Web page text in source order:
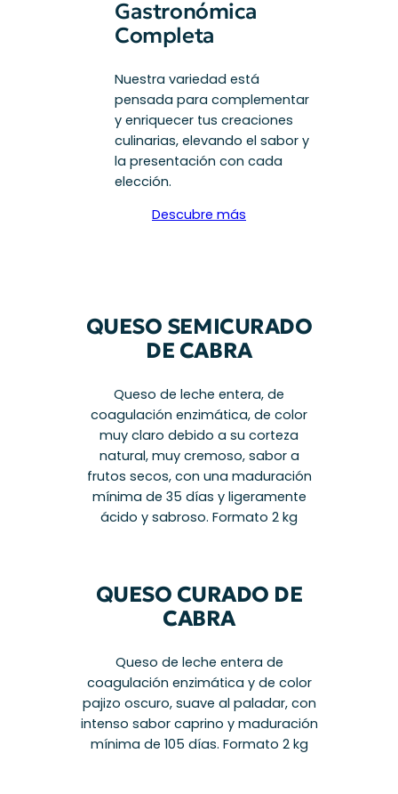
Gastronómica
Completa
Nuestra variedad está
pensada para complementar
y enriquecer tus creaciones
culinarias, elevando el sabor y
la presentación con cada
elección.
Descubre más
QUESO SEMICURADO
DE CABRA
Queso de leche entera, de
coagulación enzimática, de color
muy claro debido a su corteza
natural, muy cremoso, sabor a
frutos secos, con una maduración
mínima de 35 días y ligeramente
ácido y sabroso. Formato 2 kg
QUESO CURADO DE
CABRA
Queso de leche entera de
coagulación enzimática y de color
pajizo oscuro, suave al paladar, con
intenso sabor caprino y maduración
mínima de 105 días. Formato 2 kg